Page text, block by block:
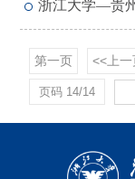
第一页 <<上一
页码 14/14